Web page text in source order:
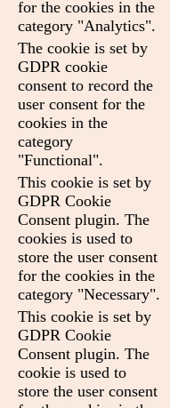
for the cookies in the
category "Analytics".
The cookie is set by
GDPR cookie
consent to record the
user consent for the
cookies in the
category
"Functional".
This cookie is set by
GDPR Cookie
Consent plugin. The
cookies is used to
store the user consent
for the cookies in the
category "Necessary".
This cookie is set by
GDPR Cookie
Consent plugin. The
cookie is used to
store the user consent